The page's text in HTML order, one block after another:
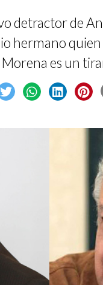
detractor de
hermano
Morena es un